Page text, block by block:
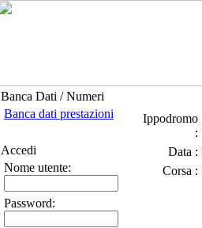
Banca Dati / Numeri
Banca dati prestazioni
Accedi
Nome utente:
Password:
Ippodromo
:
Data :
Corsa :